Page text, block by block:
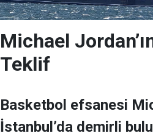
Michael
Teklif
Basketbol efsanesi
İstanbul’da demirli